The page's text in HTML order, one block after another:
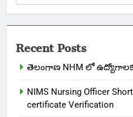
Recent Posts
తెలంగాణ NHM లో
NIMS Nursing Officer
certificate Verification